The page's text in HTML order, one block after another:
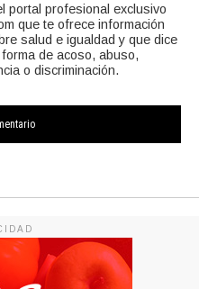
portal profesional exclusivo
que te ofrece información
salud e igualdad y que dice
de acoso, abuso,
o discriminación.